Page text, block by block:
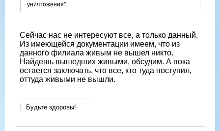
уничтожения".
Сейчас нас не интересуют все, а только данный.
Из имеющейся документации имеем, что из
данного филиала живым не вышел никто.
Найдешь вышедших живыми, обсудим. А пока
остается заключать, что все, кто туда поступил,
оттуда живыми не вышли.
Будьте здоровы!